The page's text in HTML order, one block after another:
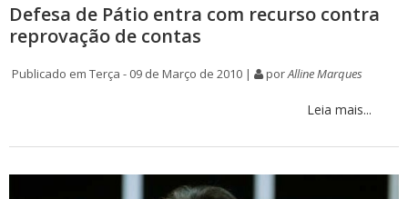
Defesa de Pátio entra com recurso contra
reprovação de contas
Publicado em Terça - 09 de Março de 2010 | porAlline Marques
Leia mais...